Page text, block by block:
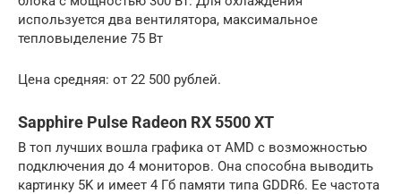
используется два вентилятора, максимальное
тепловыделение 75 Вт
Цена средняя: от 22 500 рублей.
Sapphire Pulse Radeon RX 5500 XT
В топ лучших вошла графика от AMD с возможностью
подключения до 4 мониторов. Она способна выводить
картинку 5K и имеет 4 Гб памяти типа GDDR6. Ее частота